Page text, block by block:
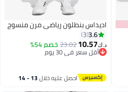
اديداس بنطلون رياضي مرن منسوج
3
10.57
23.02خصم 54%
أقل سعر في 30 يوم
أقل سعر في 30 يوم
احصل عليه خلال 13 - 14